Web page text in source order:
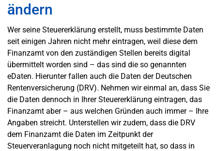
ändern
Wer seine Steuererklärung erstellt, muss bestimmte Daten
seit einigen Jahren nicht mehr eintragen, weil diese dem
Finanzamt von den zuständigen Stellen bereits digital
übermittelt worden sind – das sind die so genannten
eDaten. Hierunter fallen auch die Daten der Deutschen
Rentenversicherung (DRV). Nehmen wir einmal an, dass Sie
die Daten dennoch in Ihrer Steuererklärung eintragen, das
Finanzamt aber – aus welchen Gründen auch immer – Ihre
Angaben streicht. Unterstellen wir zudem, dass die DRV
dem Finanzamt die Daten im Zeitpunkt der
Steuerveranlagung noch nicht mitgeteilt hat, so dass in